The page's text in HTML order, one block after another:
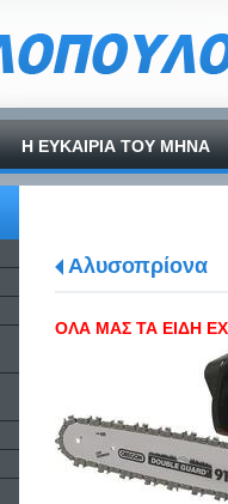
Η ΕΥΚΑΙΡΙΑ ΤΟΥ ΜΗΝΑ
Αλυσοπρίονα
ΟΛΑ ΜΑΣ ΤΑ ΕΙΔΗ